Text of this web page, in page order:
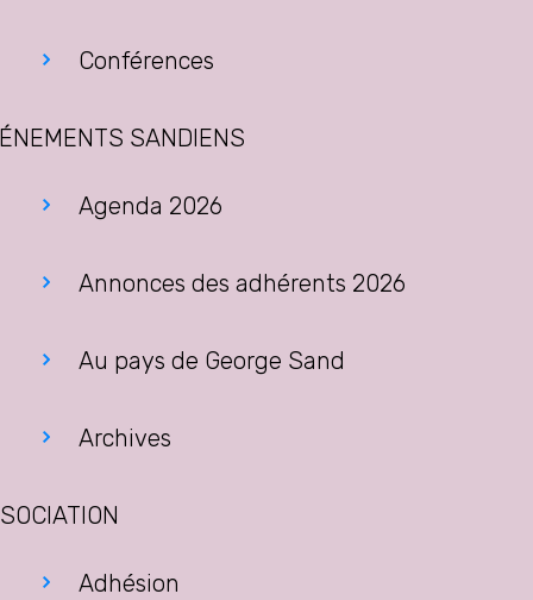
Conférences
SANDIENS
Agenda 2026
Annonces des adhérents 2026
Au pays de George Sand
Archives
Adhésion